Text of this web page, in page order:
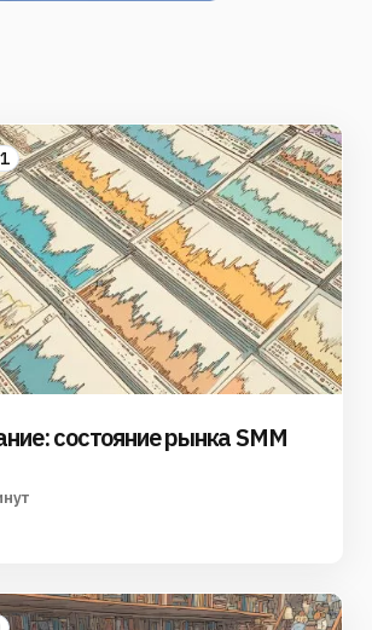
1
состояние рынка SMM